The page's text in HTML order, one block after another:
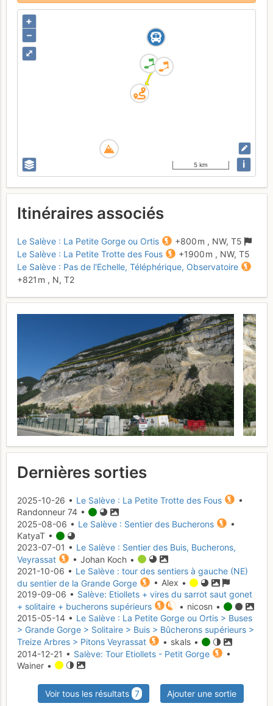
⤢
+
–
5 km i
Itinéraires associés
Le Salève : La Petite Gorge ou Ortis +800 m , NW, T5
Le Salève : La Petite Trotte des Fous
+1900 m , NW, T5
Le Salève : Pas de l'Echelle, Téléphérique, Observatoire
+821 m , N, T2
Dernières sorties
2025-10-26 • Le Salève : La Petite Trotte des Fous
•
Randonneur 74 •
2025-08-06 • Le Salève : Sentier des Bucherons
•
KatyaT •
2023-07-01 • Le Salève : Sentier des Buis, Bucherons,
Veyrassat
• Johan Koch •
2021-10-06 • Le Salève : tour des sentiers à gauche (NE)
du sentier de la Grande Gorge
• Alex •
2019-09-06 • Salève: Etiollets + vires du sarrot saut gonet
+ solitaire + bucherons supérieurs
• nicosn •
2015-05-14 • Le Salève : La Petite Gorge ou Ortis > Buses
> Grande Gorge > Solitaire > Buis > Bûcherons supérieurs >
Treize Arbres > Pitons Veyrassat
• skals •
2014-12-21 • Salève: Tour Etiollets - Petit Gorge
•
Wainer •
Voir tous les résultats 7 Ajouter une sortie